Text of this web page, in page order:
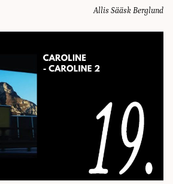
Allis Sääsk Berglund